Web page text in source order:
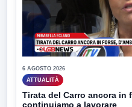
6 AGOSTO 2026
ATTUALITÀ
Tirata del Carro ancora in
continuiamo a lavorare